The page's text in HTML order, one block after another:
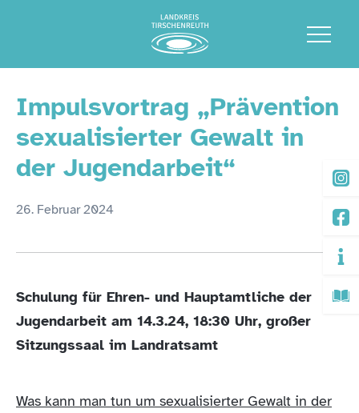
Impulsvortrag „Prävention
sexualisierter Gewalt in
der Jugendarbeit“
26. Februar 2024
Schulung für Ehren- und Hauptamtliche der
Jugendarbeit am 14.3.24, 18:30 Uhr, großer
Sitzungssaal im Landratsamt
Was kann man tun um sexualisierter Gewalt in der